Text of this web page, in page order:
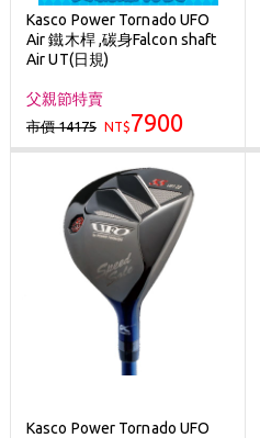
Kasco Power Tornado UFO
Air 鐵木桿 ,碳身Falcon shaft
Air UT(日規)
父親節特賣
市價 14175 NT$7900
Kasco Power Tornado UFO